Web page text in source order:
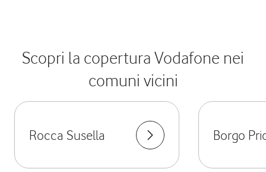
Scopri la copertura Vodafone nei
comuni vicini
Rocca Susella Borgo